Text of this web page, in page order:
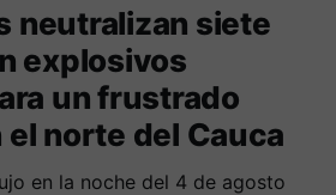
neutralizan siete
explosivos
un frustrado
norte del Cauca
en la noche del 4 de agosto